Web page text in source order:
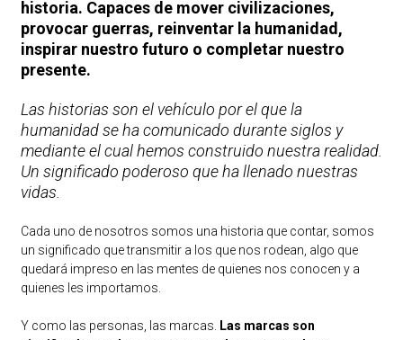
historia. Capaces de mover civilizaciones,
provocar guerras, reinventar la humanidad,
inspirar nuestro futuro o completar nuestro
presente.
Las historias son el vehículo por el que la
humanidad se ha comunicado durante siglos y
mediante el cual hemos construido nuestra realidad.
Un significado poderoso que ha llenado nuestras
vidas.
Cada uno de nosotros somos una historia que contar, somos
un significado que transmitir a los que nos rodean, algo que
quedará impreso en las mentes de quienes nos conocen y a
quienes les importamos.
Y como las personas, las marcas. Las marcas son